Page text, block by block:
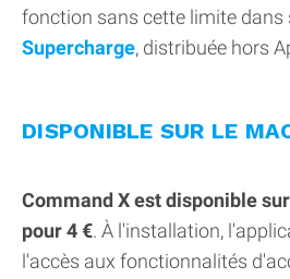
fonction sans cette limite dans
Supercharge, distribuée hors
DISPONIBLE SUR LE
Command X est disponible
pour 4 €. À l'installation,
l'accès aux fonctionnalités